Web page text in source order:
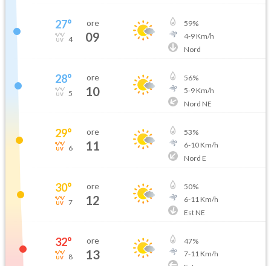
27°
4
ore
09
59%
4-9Km/h
Nord
28°
5
ore
10
56%
5-9Km/h
Nord NE
29°
6
ore
11
53%
6-10Km/h
Nord E
30°
7
ore
12
50%
6-11Km/h
Est NE
32°
8
ore
13
47%
7-11Km/h